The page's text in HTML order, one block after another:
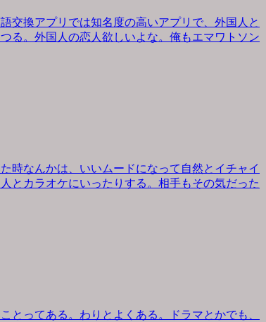
交換アプリでは知名度の高いアプリで、外国人と
る。外国人の恋人欲しいよな。俺もエマワトソン
時なんかは、いいムードになって自然とイチャイ
とカラオケにいったりする。相手もその気だった
とってある。わりとよくある。ドラマとかでも、